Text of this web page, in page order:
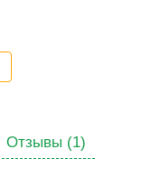
Отзывы (1)